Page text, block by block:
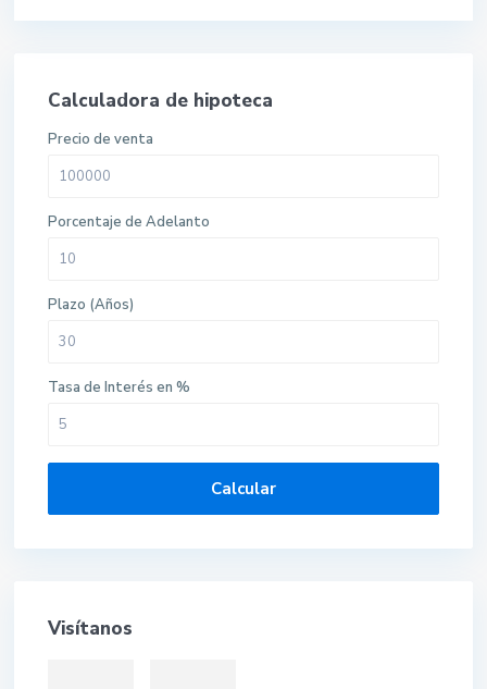
Calculadora de hipoteca
Precio de venta
Porcentaje de Adelanto
Plazo (Años)
Tasa de Interés en %
Calcular
Visítanos